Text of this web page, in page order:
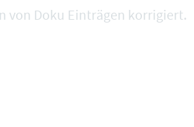
von Doku Einträgen korrigiert.